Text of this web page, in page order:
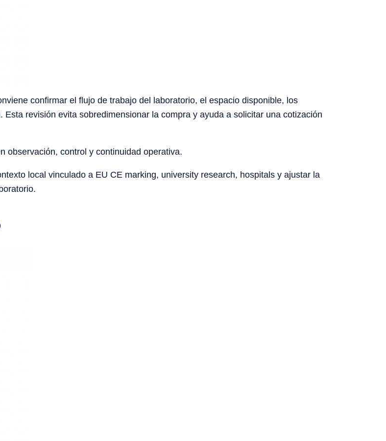
confirmar el flujo de trabajo del laboratorio, el espacio disponible, los
revisión evita sobredimensionar la compra y ayuda a solicitar una cotización
observación, control y continuidad operativa.
local vinculado a EU CE marking, university research, hospitals y ajustar la